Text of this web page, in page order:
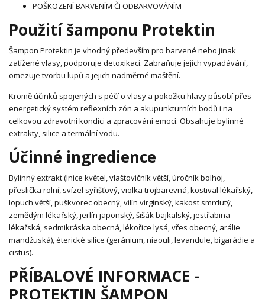
POŠKOZENÍ BARVENÍM ČI ODBARVOVÁNÍM
Použití šamponu Protektin
Šampon Protektin je vhodný především pro barvené nebo jinak
zatížené vlasy, podporuje detoxikaci. Zabraňuje jejich vypadávání,
omezuje tvorbu lupů a jejich nadměrné maštění.
Kromě účinků spojených s péčí o vlasy a pokožku hlavy působí přes
energetický systém reflexních zón a akupunkturních bodů i na
celkovou zdravotní kondici a zpracování emocí. Obsahuje bylinné
extrakty, silice a termální vodu.
Účinné ingredience
Bylinný extrakt (lnice květel, vlaštovičník větší, úročník bolhoj,
přeslička rolní, svízel syřišťový, violka trojbarevná, kostival lékařský,
lopuch větší, puškvorec obecný, vilín virginský, kakost smrdutý,
zemědým lékařský, jerlín japonský, šišák bajkalský, jestřabina
lékařská, sedmikráska obecná, lékořice lysá, vřes obecný, arálie
mandžuská), éterické silice (geránium, niaouli, levandule, bigarádie a
cistus).
PŘÍBALOVÉ INFORMACE -
PROTEKTIN ŠAMPON